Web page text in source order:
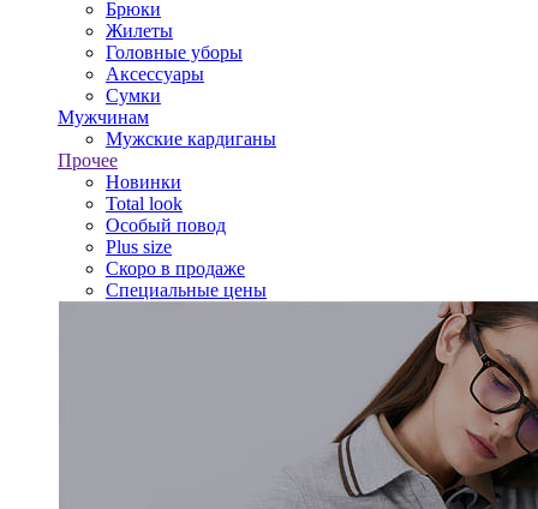
Брюки
Жилеты
Головные уборы
Аксессуары
Сумки
Мужчинам
Мужские кардиганы
Прочее
Новинки
Total look
Особый повод
Plus size
Скоро в продаже
Специальные цены